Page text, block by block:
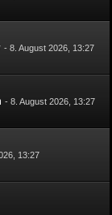
-8. August 2026, 13:27
-8. August 2026, 13:27
13:27